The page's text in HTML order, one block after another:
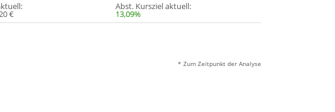
€
Abst. Kursziel aktuell:
13,09%
* Zum Zeitpunkt der Analyse